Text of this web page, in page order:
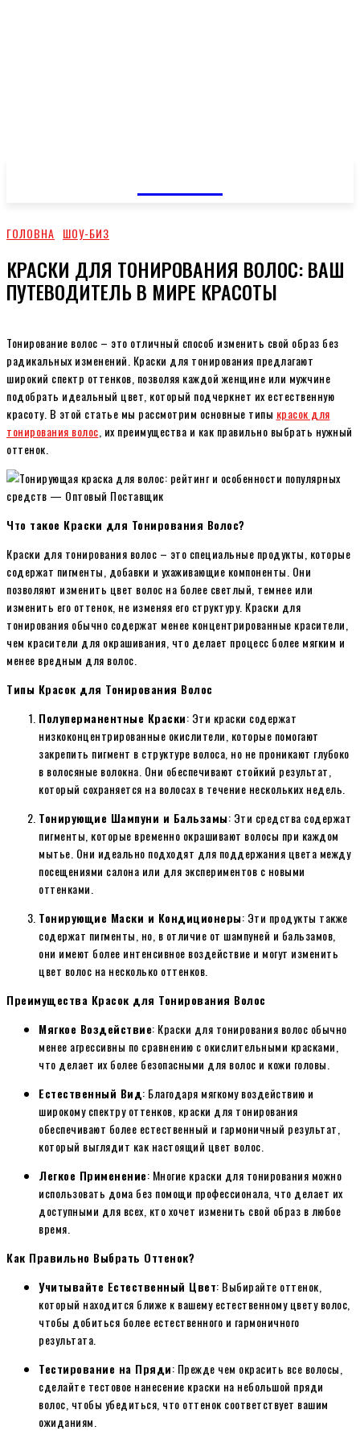
ГОЛОВНА ШОУ-БИЗ
КРАСКИ ДЛЯ ТОНИРОВАНИЯ ВОЛОС: ВАШ
ПУТЕВОДИТЕЛЬ В МИРЕ КРАСОТЫ
Тонирование волос – это отличный способ изменить свой образ без
радикальных изменений. Краски для тонирования предлагают
широкий спектр оттенков, позволяя каждой женщине или мужчине
подобрать идеальный цвет, который подчеркнет их естественную
красоту. В этой статье мы рассмотрим основные типы красок для
тонирования волос , их преимущества и как правильно выбрать нужный
оттенок.
Что такое Краски для Тонирования Волос?
Краски для тонирования волос – это специальные продукты, которые
содержат пигменты, добавки и ухаживающие компоненты. Они
позволяют изменить цвет волос на более светлый, темнее или
изменить его оттенок, не изменяя его структуру. Краски для
тонирования обычно содержат менее концентрированные красители,
чем красители для окрашивания, что делает процесс более мягким и
менее вредным для волос.
Типы Красок для Тонирования Волос
Полуперманентные Краски: Эти краски содержат
низкоконцентрированные окислители, которые помогают
закрепить пигмент в структуре волоса, но не проникают глубоко
в волосяные волокна. Они обеспечивают стойкий результат,
который сохраняется на волосах в течение нескольких недель.
Тонирующие Шампуни и Бальзамы: Эти средства содержат
пигменты, которые временно окрашивают волосы при каждом
мытье. Они идеально подходят для поддержания цвета между
посещениями салона или для экспериментов с новыми
оттенками.
Тонирующие Маски и Кондиционеры: Эти продукты также
содержат пигменты, но, в отличие от шампуней и бальзамов,
они имеют более интенсивное воздействие и могут изменить
цвет волос на несколько оттенков.
Преимущества Красок для Тонирования Волос
Мягкое Воздействие: Краски для тонирования волос обычно
менее агрессивны по сравнению с окислительными красками,
что делает их более безопасными для волос и кожи головы.
Естественный Вид: Благодаря мягкому воздействию и
широкому спектру оттенков, краски для тонирования
обеспечивают более естественный и гармоничный результат,
который выглядит как настоящий цвет волос.
Легкое Применение: Многие краски для тонирования можно
использовать дома без помощи профессионала, что делает их
доступными для всех, кто хочет изменить свой образ в любое
время.
Как Правильно Выбрать Оттенок?
Учитывайте Естественный Цвет: Выбирайте оттенок,
который находится ближе к вашему естественному цвету волос,
чтобы добиться более естественного и гармоничного
результата.
Тестирование на Пряди: Прежде чем окрасить все волосы,
сделайте тестовое нанесение краски на небольшой пряди
волос, чтобы убедиться, что оттенок соответствует вашим
ожиданиям.